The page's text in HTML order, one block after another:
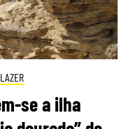
se a ilha